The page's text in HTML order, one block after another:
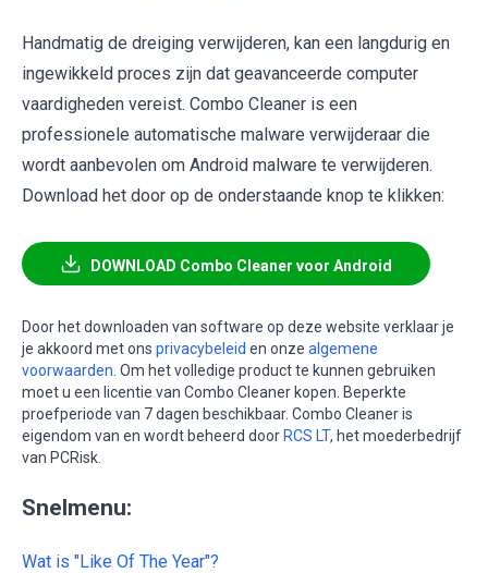
Handmatig de dreiging verwijderen, kan een langdurig en
ingewikkeld proces zijn dat geavanceerde computer
vaardigheden vereist. Combo Cleaner is een
professionele automatische malware verwijderaar die
wordt aanbevolen om Android malware te verwijderen.
Download het door op de onderstaande knop te klikken:
DOWNLOAD Combo Cleaner voor Android
Door het downloaden van software op deze website verklaar je
je akkoord met ons privacybeleid en onze algemene
voorwaarden . Om het volledige product te kunnen gebruiken
moet u een licentie van Combo Cleaner kopen. Beperkte
proefperiode van 7 dagen beschikbaar. Combo Cleaner is
eigendom van en wordt beheerd doorRCS LT, het moederbedrijf
van PCRisk.
Snelmenu:
Wat is "Like Of The Year"?